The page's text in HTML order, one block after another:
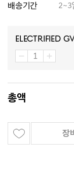
배송기간
2~3
Electrified
총액
장